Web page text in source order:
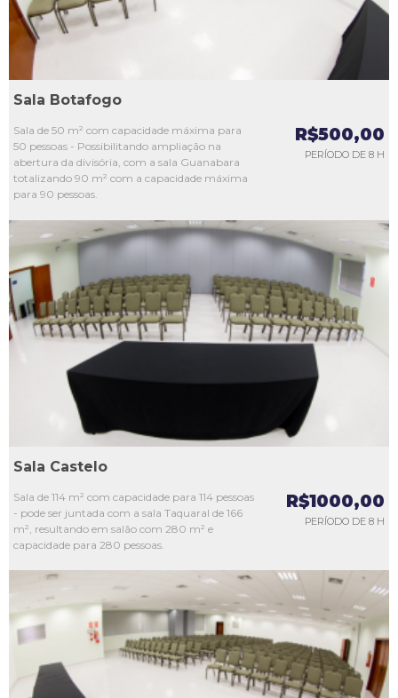
Sala Botafogo
Sala de 50 m² com capacidade máxima para
50 pessoas - Possibilitando ampliação na
abertura da divisória, com a sala Guanabara
totalizando 90 m² com a capacidade máxima
para 90 pessoas.
R$500,00
PERÍODO DE 8 H
L2
L3
L4
Sala Castelo
Sala de 114 m² com capacidade para 114 pessoas
- pode ser juntada com a sala Taquaral de 166
m², resultando em salão com 280 m² e
capacidade para 280 pessoas.
R$1000,00
PERÍODO DE 8 H
L3
L4